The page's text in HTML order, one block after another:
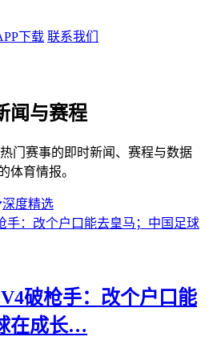
下载 联系我们
闻与赛程
门赛事的即时新闻、赛程与数据
体育情报。
深度精选
破枪手：改个户口能
在成长…